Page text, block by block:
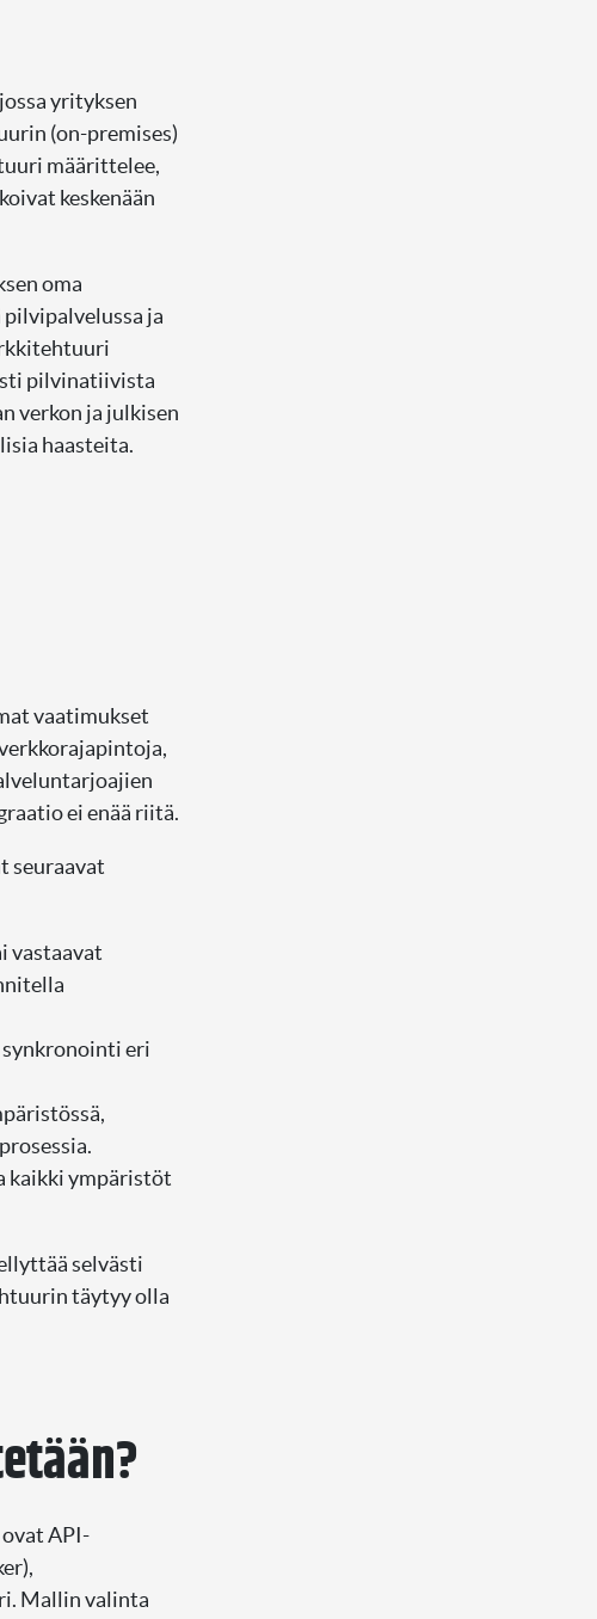
yrityksen
(on-premises)
määrittelee,
keskenään
oma
ja
pilvinatiivista
verkon ja julkisen
haasteita.
vaatimukset
ei enää riitä.
seuraavat
vastaavat
synkronointi eri
kaikki ympäristöt
selvästi
täytyy olla
API-
Mallin valinta